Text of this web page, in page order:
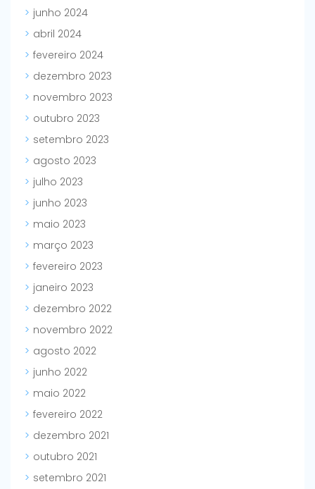
junho 2024
abril 2024
fevereiro 2024
dezembro 2023
novembro 2023
outubro 2023
setembro 2023
agosto 2023
julho 2023
junho 2023
maio 2023
março 2023
fevereiro 2023
janeiro 2023
dezembro 2022
novembro 2022
agosto 2022
junho 2022
maio 2022
fevereiro 2022
dezembro 2021
outubro 2021
setembro 2021